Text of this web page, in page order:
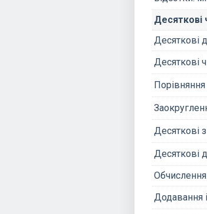
Десяткові
Десяткові
Десяткові
Десяткові
Десяткові
Додавання